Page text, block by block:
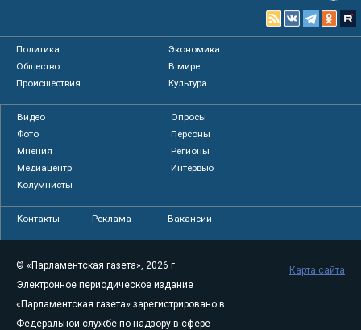
Политика
Экономика
Общество
В мире
Происшествия
Культура
Видео
Опросы
Фото
Персоны
Мнения
Регионы
Медиацентр
Интервью
Колумнисты
Контакты Реклама Вакансии
© «Парламентская газета», 2026 г.
Электронное периодическое издание
«Парламентская газета» зарегистрировано в
Федеральной службе по надзору в сфере
Карта сайта